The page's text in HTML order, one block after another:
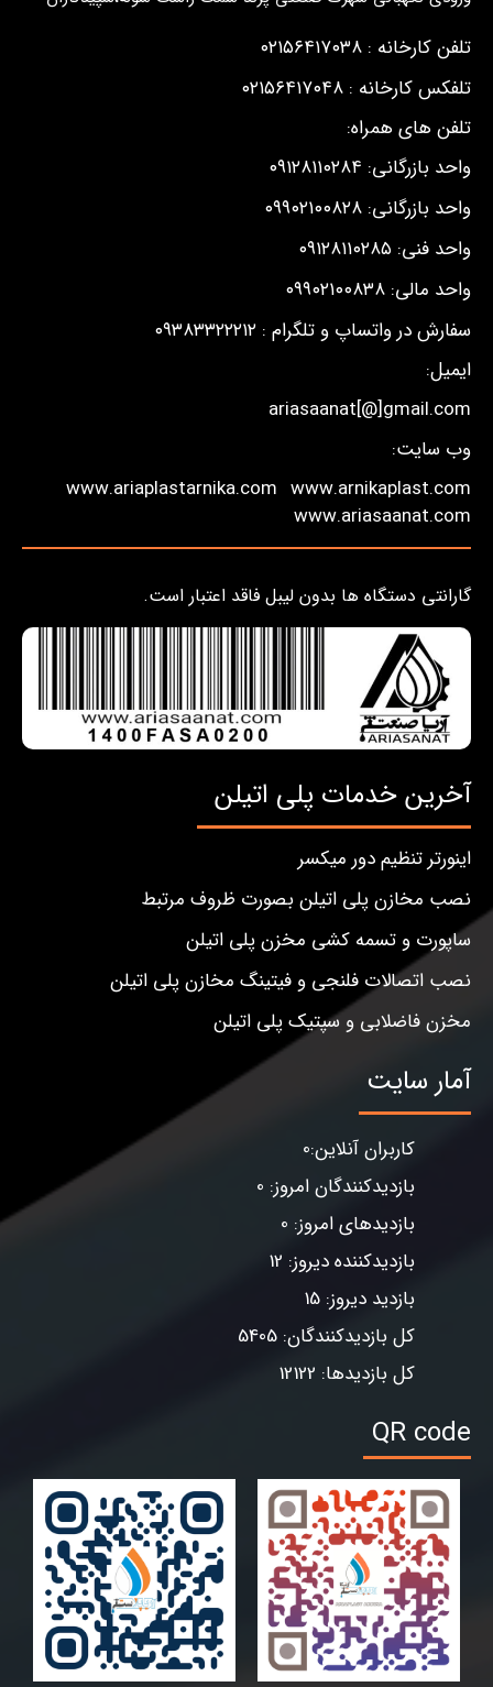
تلفن کارخانه : ۰۲۱۵۶۴۱۷۰۳۸
تلفکس کارخانه : ۰۲۱۵۶۴۱۷۰۴۸
تلفن های همراه:
واحد بازرگانی: ۰۹۱۲۸۱۱۰۲۸۴
واحد بازرگانی: ۰۹۹۰۲۱۰۰۸۲۸
واحد فنی: ۰۹۱۲۸۱۱۰۲۸۵
واحد مالی: ۰۹۹۰۲۱۰۰۸۳۸
سفارش در واتساپ و تلگرام : ۰۹۳۸۳۳۲۲۲۱۲
ایمیل:
ariasaanat[@]gmail.com
وب سایت:
www.arnikaplast.com
www.ariaplastarnika.com
www.ariasaanat.com
گارانتی دستگاه ها بدون لیبل فاقد اعتبار است.
آخرین خدمات پلی اتیلن
اینورتر تنظیم دور میکسر
نصب مخازن پلی اتیلن بصورت ظروف مرتبط
ساپورت و تسمه کشی مخزن پلی اتیلن
نصب اتصالات فلنجی و فیتینگ مخازن پلی اتیلن
مخزن فاضلابی و سپتیک پلی اتیلن
آمار سایت
کاربران آنلاین:0
بازدیدکنندگان امروز: 0
بازدیدهای امروز: 0
بازدیدکننده دیروز: 12
بازدید دیروز: 15
کل بازدیدکنندگان: 5405
کل بازدیدها: 12122
QR code